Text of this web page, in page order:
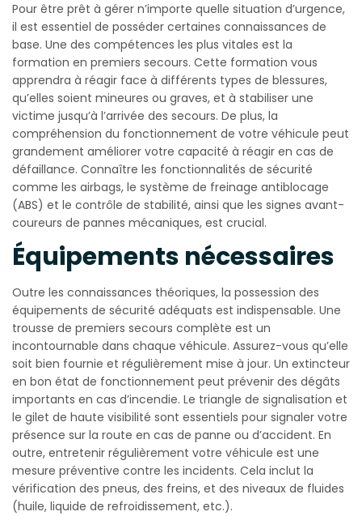
Pour être prêt à gérer n’importe quelle situation d’urgence,
il est essentiel de posséder certaines connaissances de
base. Une des compétences les plus vitales est la
formation en premiers secours. Cette formation vous
apprendra à réagir face à différents types de blessures,
qu’elles soient mineures ou graves, et à stabiliser une
victime jusqu’à l’arrivée des secours. De plus, la
compréhension du fonctionnement de votre véhicule peut
grandement améliorer votre capacité à réagir en cas de
défaillance. Connaître les fonctionnalités de sécurité
comme les airbags, le système de freinage antiblocage
(ABS) et le contrôle de stabilité, ainsi que les signes avant-
coureurs de pannes mécaniques, est crucial.
Équipements nécessaires
Outre les connaissances théoriques, la possession des
équipements de sécurité adéquats est indispensable. Une
trousse de premiers secours complète est un
incontournable dans chaque véhicule. Assurez-vous qu’elle
soit bien fournie et régulièrement mise à jour. Un extincteur
en bon état de fonctionnement peut prévenir des dégâts
importants en cas d’incendie. Le triangle de signalisation et
le gilet de haute visibilité sont essentiels pour signaler votre
présence sur la route en cas de panne ou d’accident. En
outre, entretenir régulièrement votre véhicule est une
mesure préventive contre les incidents. Cela inclut la
vérification des pneus, des freins, et des niveaux de fluides
(huile, liquide de refroidissement, etc.).